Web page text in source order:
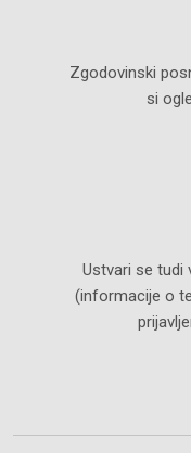
Zgodovinski
si
Ustvari se tudi
(informacije o